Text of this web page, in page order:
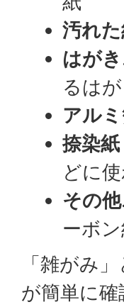
汚れ
はがき
るは
アル
捺染紙
どに
その他
ーボ
「雑がみ
が簡単に